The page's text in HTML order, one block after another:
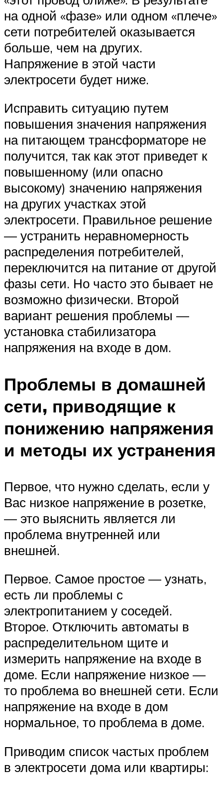
на одной «фазе» или одном «плече»
сети потребителей оказывается
больше, чем на других.
Напряжение в этой части
электросети будет ниже.
Исправить ситуацию путем
повышения значения напряжения
на питающем трансформаторе не
получится, так как этот приведет к
повышенному (или опасно
высокому) значению напряжения
на других участках этой
электросети. Правильное решение
— устранить неравномерность
распределения потребителей,
переключится на питание от другой
фазы сети. Но часто это бывает не
возможно физически. Второй
вариант решения проблемы —
установка стабилизатора
напряжения на входе в дом.
Проблемы в домашней
сети, приводящие к
понижению напряжения
и методы их устранения
Первое, что нужно сделать, если у
Вас низкое напряжение в розетке,
— это выяснить является ли
проблема внутренней или
внешней.
Первое. Самое простое — узнать,
есть ли проблемы с
электропитанием у соседей.
Второе. Отключить автоматы в
распределительном щите и
измерить напряжение на входе в
доме. Если напряжение низкое —
то проблема во внешней сети. Если
напряжение на входе в дом
нормальное, то проблема в доме.
Приводим список частых проблем
в электросети дома или квартиры: